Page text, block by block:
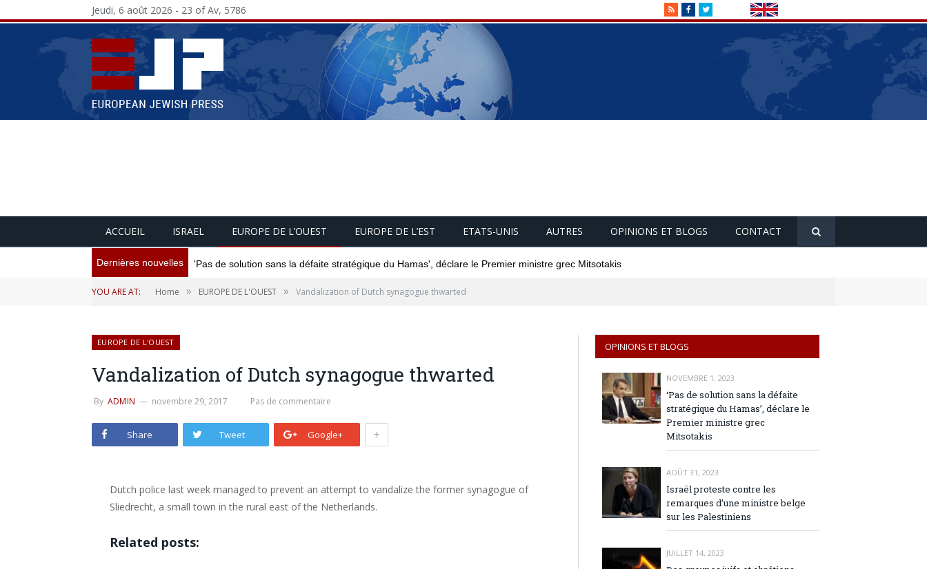
RSSFacebookTwitter
Jeudi, 6 août 2026 - 23 of Av, 5786
ACCUEIL ISRAEL EUROPE DE L’OUEST EUROPE DE L’EST ETATS-UNIS AUTRES OPINIONS ET BLOGS CONTACT
Dernières nouvelles 'Pas de solution sans la défaite stratégique du Hamas', déclare le Premier ministre grec Mitsotakis
YOU ARE AT: Home » EUROPE DE L'OUEST » Vandalization of Dutch synagogue thwarted
EUROPE DE L'OUEST
Vandalization of Dutch synagogue thwarted
By ADMIN novembre 29, 2017 Pas de commentaire
Share Tweet Google+ +
Dutch police last week managed to prevent an attempt to vandalize the former synagogue of
Sliedrecht, a small town in the rural east of the Netherlands.
Related posts:
OPINIONS ET BLOGS
NOVEMBRE 1, 2023
‘Pas de solution sans la défaite
stratégique du Hamas’, déclare le
Premier ministre grec
Mitsotakis
AOÛT 31, 2023
Israël proteste contre les
remarques d’une ministre belge
sur les Palestiniens
JUILLET 14, 2023